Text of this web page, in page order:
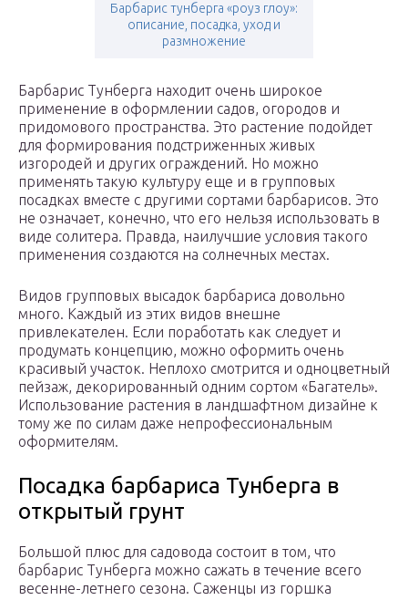
Барбарис тунберга «роуз глоу»:
описание, посадка, уход и
размножение
Барбарис Тунберга находит очень широкое
применение в оформлении садов, огородов и
придомового пространства. Это растение подойдет
для формирования подстриженных живых
изгородей и других ограждений. Но можно
применять такую культуру еще и в групповых
посадках вместе с другими сортами барбарисов. Это
не означает, конечно, что его нельзя использовать в
виде солитера. Правда, наилучшие условия такого
применения создаются на солнечных местах.
Видов групповых высадок барбариса довольно
много. Каждый из этих видов внешне
привлекателен. Если поработать как следует и
продумать концепцию, можно оформить очень
красивый участок. Неплохо смотрится и одноцветный
пейзаж, декорированный одним сортом «Багатель».
Использование растения в ландшафтном дизайне к
тому же по силам даже непрофессиональным
оформителям.
Посадка барбариса Тунберга в
открытый грунт
Большой плюс для садовода состоит в том, что
барбарис Тунберга можно сажать в течение всего
весенне-летнего сезона. Саженцы из горшка